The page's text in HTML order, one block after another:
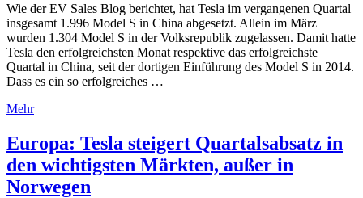
Wie der EV Sales Blog berichtet, hat Tesla im vergangenen Quartal
insgesamt 1.996 Model S in China abgesetzt. Allein im März
wurden 1.304 Model S in der Volksrepublik zugelassen. Damit hatte
Tesla den erfolgreichsten Monat respektive das erfolgreichste
Quartal in China, seit der dortigen Einführung des Model S in 2014.
Dass es ein so erfolgreiches …
Mehr
Europa: Tesla steigert Quartalsabsatz in
den wichtigsten Märkten, außer in
Norwegen